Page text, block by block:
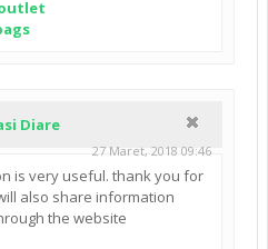
Diare
27 Maret, 2018 09:46
is very useful. thank you for
also share information
the website